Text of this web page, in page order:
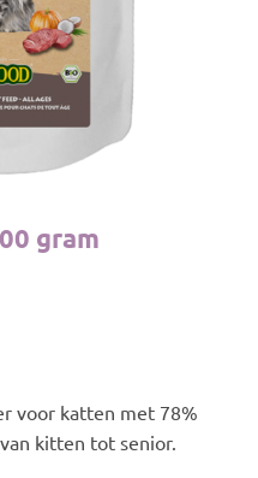
gram
voor katten met 78%
kitten tot senior.